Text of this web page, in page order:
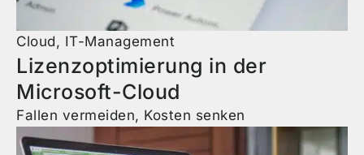
Cloud , IT-Management
Lizenzoptimierung in der
Microsoft-Cloud
Fallen vermeiden, Kosten senken